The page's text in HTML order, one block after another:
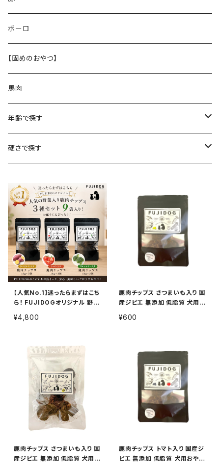
鹿ホルモンMIXふりかけ
鹿皮ガム
サメ
鮭
鶏もみじ
豚ミミ
豚ガレット
豚ラング
ボーロ
【固めのおやつ】
馬肉
年齢で探す
子犬向け
シニア向け
硬さで探す
普通
かため
サクサク
【人気No.1】迷ったらまずはこち
ら！ FUJIDOGオリジナル 野菜
得なセット（9袋入り）
¥4,800
鹿肉チップス さつまいも入り 国
産ジビエ 無添加 低脂質 犬用お
¥600
鹿肉チップス さつまいも入り 国
産ジビエ 無添加 低脂質 犬用お
鹿肉チップス トマト入り 国産ジ
ビエ 無添加 低脂質 犬用おやつ